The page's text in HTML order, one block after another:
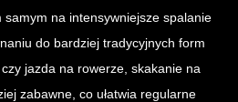
na intensywniejsze spalanie
do bardziej tradycyjnych form
jazda na rowerze, skakanie na
zabawne, co ułatwia regularne